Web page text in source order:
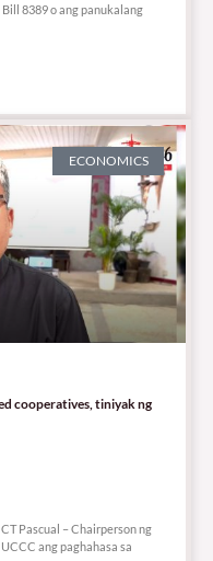
8389 o ang panukalang
ECONOMICS
cooperatives, tiniyak ng
Pascual – Chairperson ng
ang paghahasa sa